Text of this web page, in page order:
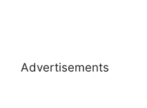
Advertisements